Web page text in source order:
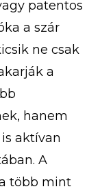
patentos
a szár
ne csak
a
hanem
aktívan
A
több mint